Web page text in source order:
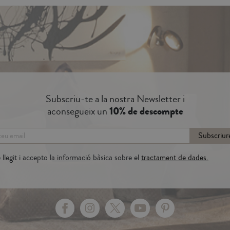
Subscriu-te a la nostra Newsletter i
aconsegueix un10% de descompte
i accepto la informació bàsica sobre eltractament de dades.